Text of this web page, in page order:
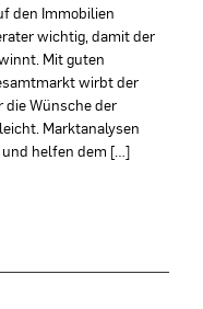
den Immobilien
wichtig, damit der
Mit guten
wirbt der
die Wünsche der
Marktanalysen
helfen dem […]